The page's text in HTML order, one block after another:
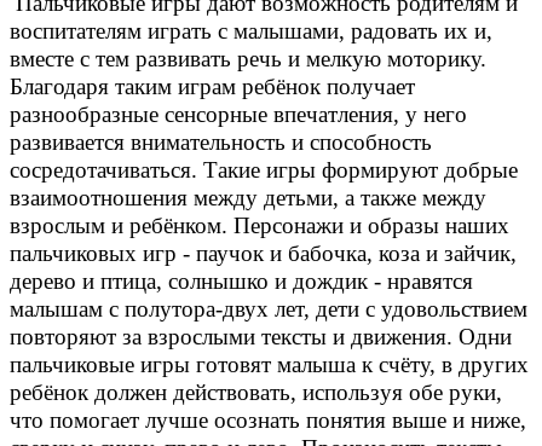
воспитателям играть с малышами, радовать их и,
вместе с тем развивать речь и мелкую моторику.
Благодаря таким играм ребёнок получает
разнообразные сенсорные впечатления, у него
развивается внимательность и способность
сосредотачиваться. Такие игры формируют добрые
взаимоотношения между детьми, а также между
взрослым и ребёнком. Персонажи и образы наших
пальчиковых игр - паучок и бабочка, коза и зайчик,
дерево и птица, солнышко и дождик - нравятся
малышам с полутора-двух лет, дети с удовольствием
повторяют за взрослыми тексты и движения. Одни
пальчиковые игры готовят малыша к счёту, в других
ребёнок должен действовать, используя обе руки,
что помогает лучше осознать понятия выше и ниже,